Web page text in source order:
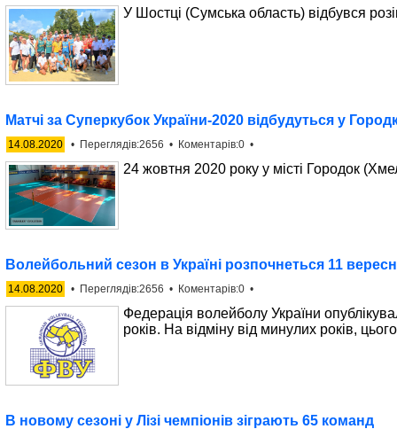
У Шостці (Сумська область) відбувся
Матчі за Суперкубок України-2020 відбудуться у
14.08.2020 • Переглядів:2656 • Коментарів:0 •
24 жовтня 2020 року у місті Городок
Волейбольний сезон в Україні розпочнеться 11
14.08.2020 • Переглядів:2656 • Коментарів:0 •
Федерація волейболу України
років. На відміну від минулих років,
В новому сезоні у Лізі чемпіонів зіграють 65 команд